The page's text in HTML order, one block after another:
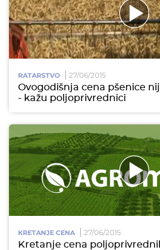
RATARSTVO 27/06/2015
Ovogodišnja cena pšenice
- kažu poljoprivrednici
KRETANJE CENA 27/06/2015
Kretanje cena